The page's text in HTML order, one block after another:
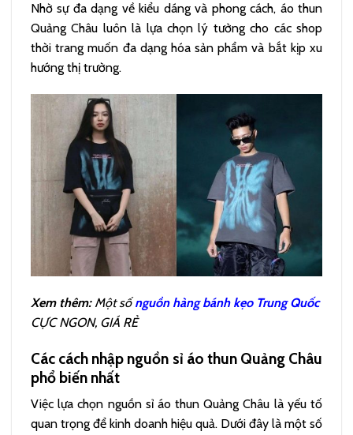
Nhờ sự đa dạng về kiểu dáng và phong cách, áo thun
Quảng Châu luôn là lựa chọn lý tưởng cho các shop
thời trang muốn đa dạng hóa sản phẩm và bắt kịp xu
hướng thị trường.
Xem thêm:Một sốnguồn hàng bánh kẹo Trung Quốc
CỰC NGON, GIÁ RẺ
Các cách nhập nguồn sỉ áo thun Quảng Châu
phổ biến nhất
Việc lựa chọn nguồn sỉ áo thun Quảng Châu là yếu tố
quan trọng để kinh doanh hiệu quả. Dưới đây là một số